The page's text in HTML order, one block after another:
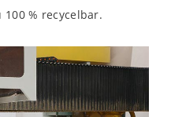
% recycelbar.